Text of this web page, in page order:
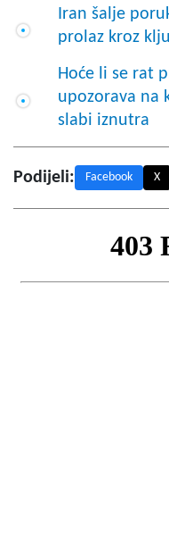
Iran šalje
prolaz kroz
Hoće li se rat
upozorava na
slabi iznutra
Podijeli: Facebook X